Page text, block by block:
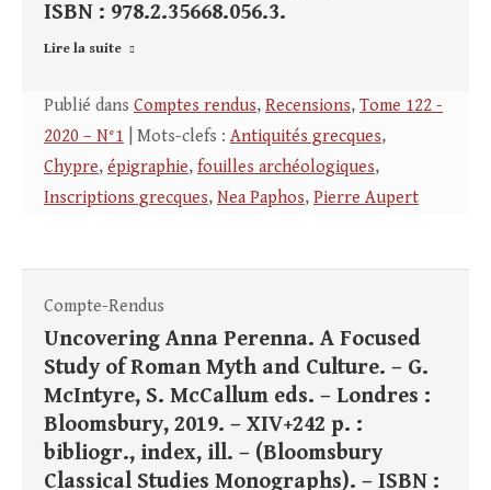
ISBN : 978.2.35668.056.3.
Lire la suite
Publié dans Comptes rendus, Recensions, Tome 122 -
2020 – N°1 | Mots-clefs : Antiquités grecques,
Chypre, épigraphie, fouilles archéologiques,
Inscriptions grecques, Nea Paphos, Pierre Aupert
Compte-Rendus
Uncovering Anna Perenna. A Focused
Study of Roman Myth and Culture. – G.
McIntyre, S. McCallum eds. – Londres :
Bloomsbury, 2019. – XIV+242 p. :
bibliogr., index, ill. – (Bloomsbury
Classical Studies Monographs). – ISBN :